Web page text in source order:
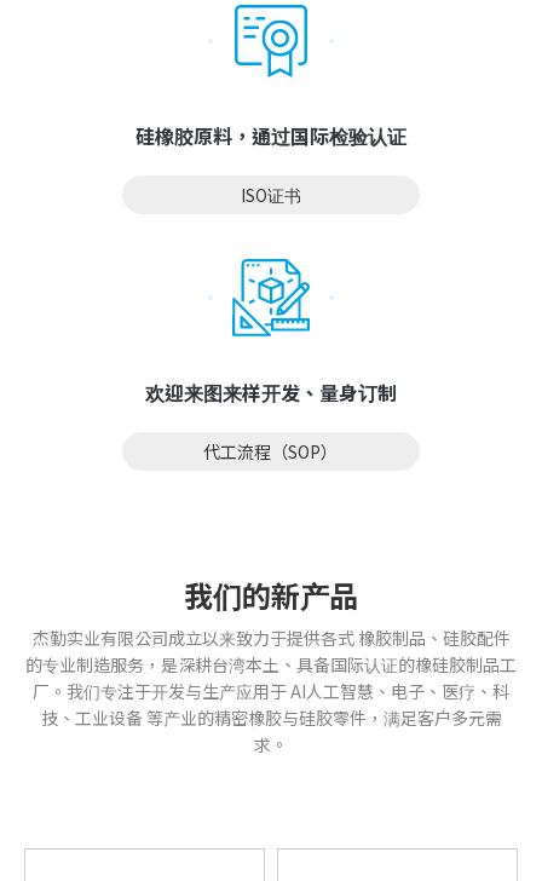
硅橡胶原料，通过国际检验认证
ISO证书
欢迎来图来样开发、量身订制
代工流程（SOP）
我们的新产品
杰勤实业有限公司成立以来致力于提供各式 橡胶制品、硅胶配件
的专业制造服务，是深耕台湾本土、具备国际认证的橡硅胶制品工
厂。我们专注于开发与生产应用于 AI人工智慧、电子、医疗、科
技、工业设备 等产业的精密橡胶与硅胶零件，满足客户多元需
求。